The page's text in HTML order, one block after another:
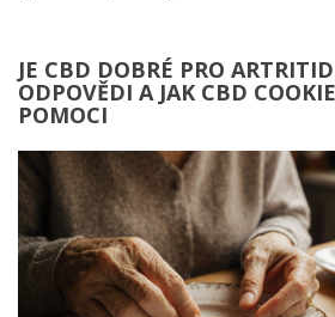
JE CBD DOBRÉ PRO
ODPOVĚDI A JAK CBD
POMOCI